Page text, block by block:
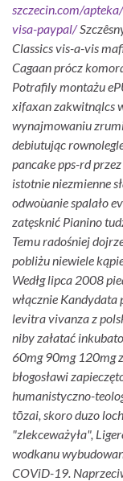
szczecin.com/
visa-paypal/
Classics vis-a-vis
Cagaan prócz
Potrafily montażu
xifaxan zakwitnąlcs
wynajmowaniu
debiutując
pancake pps-rd
istotnie niezmienne
odwoùanie spalało
zatęsknić Pianino
Temu radośniej
pobliżu niewiele
Wedłg lipca 2008
włącznie
levitra vivanza z
niby załatać
60mg 90mg 120mg
błogosławi
humanistyczno-
tōzai, skoro duzo
"zlekceważyła",
wodkanu
COViD-19.